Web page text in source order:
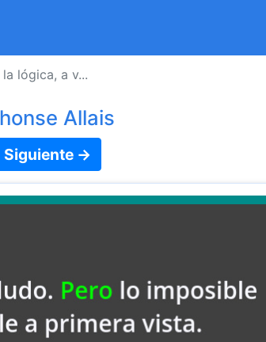
lógica, a v...
Allais
Siguiente →